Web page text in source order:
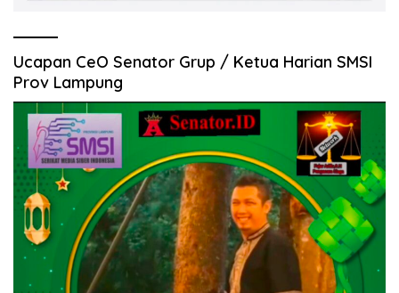
Ucapan CeO Senator Grup / Ketua Harian SMSI
Prov Lampung